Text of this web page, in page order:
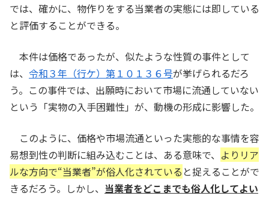
では、確かに、物作りをする当業者の実態には即している
と評価することができる。
本件は価格であったが、似たような性質の事件として
は、 令和３年（行ケ）第１０１３６号が挙げられるだろ
う。この事件では、出願時において市場に流通していない
という「実物の入手困難性」が、動機の形成に影響した。
このように、価格や市場流通といった実態的な事情を容
易想到性の判断に組み込むことは、ある意味で、 よりリア
ルな方向で“当業者”が俗人化されている と捉えることがで
きるだろう。しかし、 当業者をどこまでも俗人化してよい